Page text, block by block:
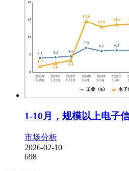
1-10月，规模以上电子
市场分析
2026-02-10
698